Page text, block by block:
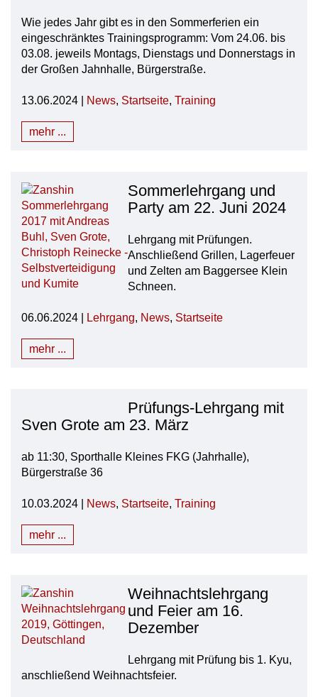
Wie jedes Jahr gibt es in den Sommerferien ein
eingeschränktes Trainingsprogramm: Vom 24.06. bis
03.08. jeweils Montags, Dienstags und Donnerstags in
der Großen Jahnhalle, Bürgerstraße.
13.06.2024 | News, Startseite, Training
mehr ...
Sommerlehrgang und
Party am 22. Juni 2024
Lehrgang mit Prüfungen.
Anschließend Grillen, Lagerfeuer
und Zelten am Baggersee Klein
Schneen.
06.06.2024 | Lehrgang, News, Startseite
mehr ...
Prüfungs-Lehrgang mit
Sven Grote am 23. März
ab 11:30, Sporthalle Kleines FKG (Jahrhalle),
Bürgerstraße 36
10.03.2024 | News, Startseite, Training
mehr ...
Weihnachtslehrgang
und Feier am 16.
Dezember
Lehrgang mit Prüfung bis 1. Kyu,
anschließend Weihnachtsfeier.